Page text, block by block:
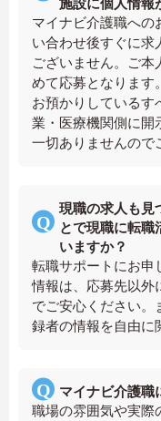
施設に個人情報
マイナビ介護職への
い合わせ後すぐに求
ございません。ご本
めて応募となります。
お預かりしているす
業・医療機関側に開
一切ありませんので
現職の求人も見
とで現職に転職
いますか？
転職サポートにお申
情報は、応募先以外
でご安心ください。
録者の情報を自由に
マイナビ介護職
職場の雰囲気や実際